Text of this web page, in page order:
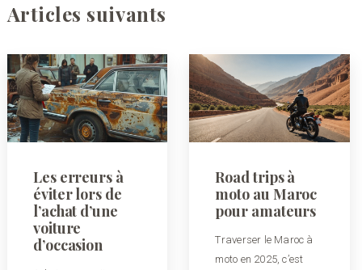
Articles suivants
Les erreurs à
éviter lors de
l’achat d’une
voiture
d’occasion
Road trips à
moto au Maroc
pour amateurs
Traverser le Maroc à
moto en 2025, c’est